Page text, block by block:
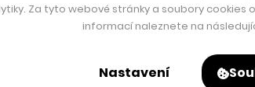
Za tyto webové stránky a soubory cookies
informací naleznete na
Nastavení